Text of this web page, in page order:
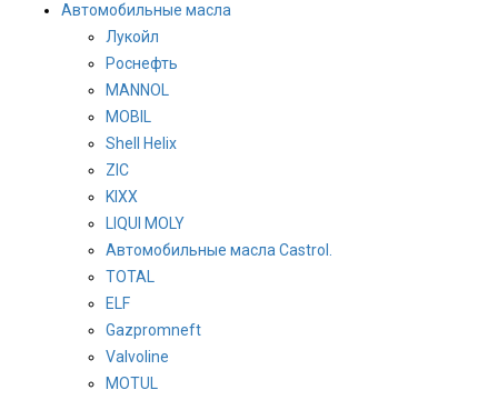
Автомобильные масла
Лукойл
Роснефть
MANNOL
MOBIL
Shell Helix
ZIC
KIXX
LIQUI MOLY
Автомобильные масла Castrol.
TOTAL
ELF
Gazpromneft
Valvoline
MOTUL